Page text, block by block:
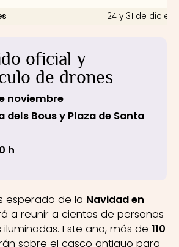
24 y 31 de
oficial y
de drones
noviembre
dels Bous y Plaza de Santa
h
esperado de la Navidad en
a reunir a cientos de personas
Este año, más de 110
sobre el casco antiguo para